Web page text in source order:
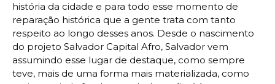
história da cidade e para todo esse momento de
reparação histórica que a gente trata com tanto
respeito ao longo desses anos. Desde o nascimento
do projeto Salvador Capital Afro, Salvador vem
assumindo esse lugar de destaque, como sempre
teve, mais de uma forma mais materializada, como